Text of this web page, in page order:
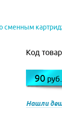
сменным
Код
90руб.
Нашли